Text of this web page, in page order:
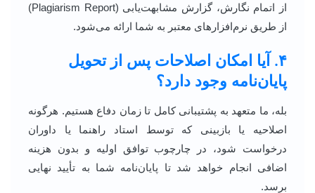
از اتمام نگارش، گزارش مشابهت‌یابی (Plagiarism Report)
از طریق نرم‌افزارهای معتبر به شما ارائه می‌شود.
۴. آیا امکان اصلاحات پس از تحویل
پایان‌نامه وجود دارد؟
بله، ما متعهد به پشتیبانی کامل تا زمان دفاع هستیم. هرگونه
اصلاحیه یا بازبینی که توسط استاد راهنما یا داوران
درخواست شود، در چارچوب توافق اولیه و بدون هزینه
اضافی انجام خواهد شد تا پایان‌نامه شما به تأیید نهایی
برسد.